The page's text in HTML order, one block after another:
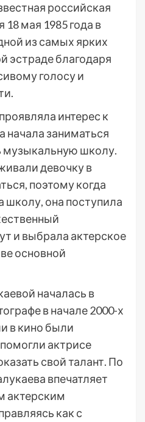
российская
мая 1985 года в
из самых ярких
эстраде благодаря
голосу и
интерес к
начала заниматься
музыкальную школу.
девочку в
поэтому когда
школу, она поступила
и выбрала актерское
основной
началась в
в начале 2000-х
в кино были
актрисе
свой талант. По
впечатляет
актерским
как с